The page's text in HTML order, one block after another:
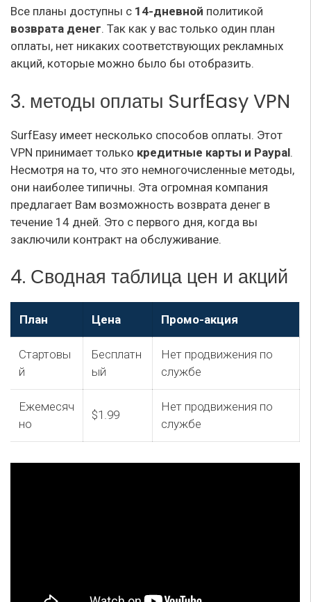
Все планы доступны с 14-дневной политикой
возврата денег. Так как у вас только один план
оплаты, нет никаких соответствующих рекламных
акций, которые можно было бы отобразить.
3. методы оплаты SurfEasy VPN
SurfEasy имеет несколько способов оплаты. Этот
VPN принимает только кредитные карты и Paypal.
Несмотря на то, что это немногочисленные методы,
они наиболее типичны. Эта огромная компания
предлагает Вам возможность возврата денег в
течение 14 дней. Это с первого дня, когда вы
заключили контракт на обслуживание.
4. Сводная таблица цен и акций
План Цена Промо-акция
Стартовы
й
Бесплатн
ый
Нет продвижения по
службе
Ежемесяч
но
$1.99
Нет продвижения по
службе